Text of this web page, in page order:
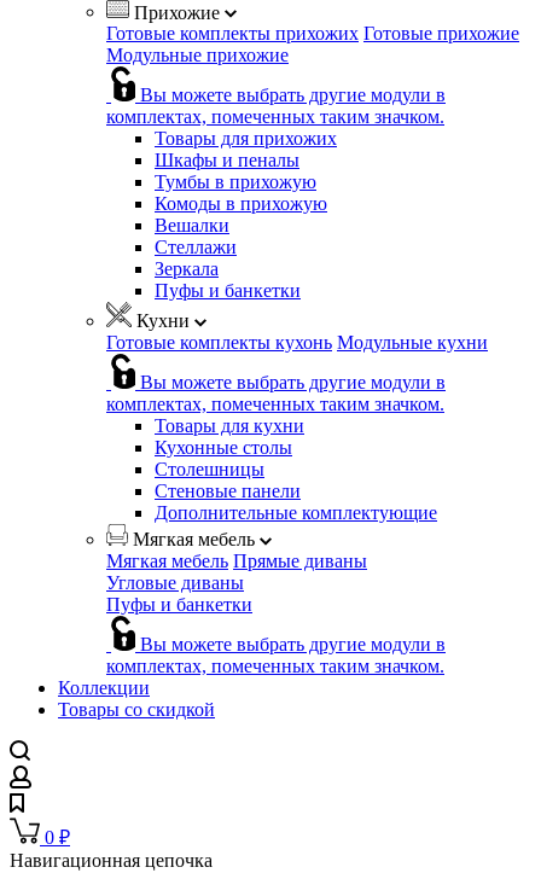
Прихожие
Готовые комплекты прихожих Готовые прихожие
Модульные прихожие
Вы можете выбрать другие модули в
комплектах, помеченных таким значком.
Товары для прихожих
Шкафы и пеналы
Тумбы в прихожую
Комоды в прихожую
Вешалки
Стеллажи
Зеркала
Пуфы и банкетки
Кухни
Готовые комплекты кухонь Модульные кухни
Вы можете выбрать другие модули в
комплектах, помеченных таким значком.
Товары для кухни
Кухонные столы
Столешницы
Стеновые панели
Дополнительные комплектующие
Мягкая мебель
Мягкая мебель Прямые диваны
Угловые диваны
Пуфы и банкетки
Вы можете выбрать другие модули в
комплектах, помеченных таким значком.
Коллекции
Товары со скидкой
0 ₽
Навигационная цепочка